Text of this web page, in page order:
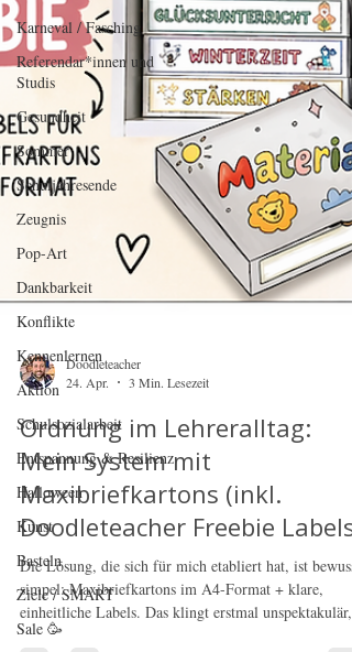
Karneval / Fasching
Referendar*innen und
Studis
Gesundheit
Sommer
Schuljahresende
Zeugnis
Pop-Art
Dankbarkeit
Konflikte
Kennenlernen
Aktion
Schulsozialarbeit
Entspannung & Resilienz
Halloween
Kunst
Basteln
Ziele / SMART
Sale 🥳
Doodleteacher
24. Apr.
3 Min. Lesezeit
Ordnung im Lehreralltag:
Mein System mit
Maxibriefkartons (inkl.
Doodleteacher Freebie Labels)
Die Lösung, die sich für mich etabliert hat, ist bewusst